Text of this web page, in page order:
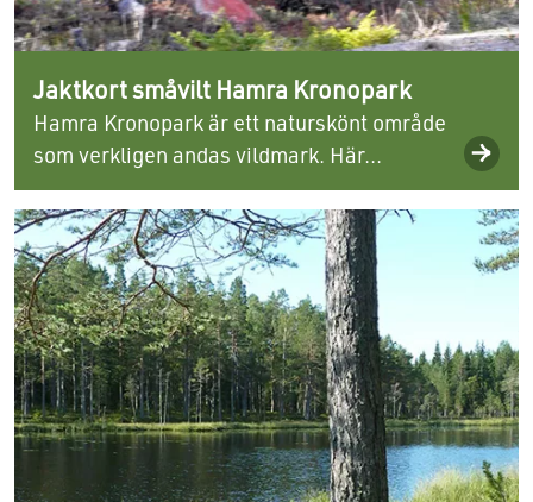
Jaktkort småvilt Hamra Kronopark
Hamra Kronopark är ett naturskönt område
som verkligen andas vildmark. Här...